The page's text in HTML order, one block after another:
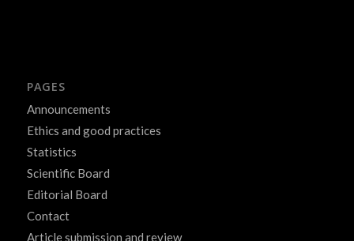
PAGES
Announcements
Ethics and good practices
Statistics
Scientific Board
Editorial Board
Contact
Article submission and review